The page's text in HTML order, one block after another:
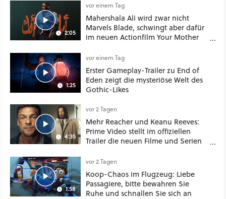
2:05
vor einem Tag
Mahershala Ali wird zwar nicht
Marvels Blade, schwingt aber dafür
im neuen Actionfilm Your Mother
Schwert
1:25
vor einem Tag
Erster Gameplay-Trailer zu End of
Eden zeigt die mysteriöse Welt des
Gothic-Likes
4:35
vor 2 Tagen
Mehr Reacher und Keanu Reeves:
Prime Video stellt im offiziellen
Trailer die neuen Filme und Serien
1:58
vor 2 Tagen
Koop-Chaos im Flugzeug: Liebe
Passagiere, bitte bewahren Sie
Ruhe und schnallen Sie sich an